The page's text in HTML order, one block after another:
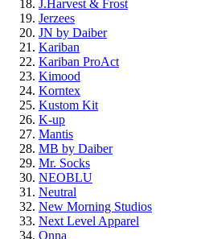
J.Harvest & Frost
Jerzees
JN by Daiber
Kariban
Kariban ProAct
Kimood
Korntex
Kustom Kit
K-up
Mantis
MB by Daiber
Mr. Socks
NEOBLU
Neutral
New Morning Studios
Next Level Apparel
Onna